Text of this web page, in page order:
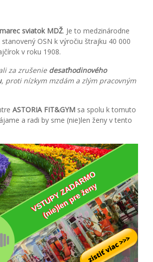
sviatok MDŽ. Je to medzinárodne
OSN k výročiu štrajku 40 000
v roku 1908.
za zrušenie desaťhodinového
, proti nízkym mzdám a zlým pracovným
ASTORIA FIT&GYM sa spolu k tomuto
a radi by sme (nie)len ženy v tento